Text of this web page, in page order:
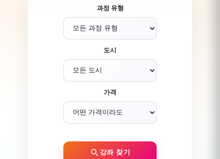
과정 유형
도시
가격
강좌 찾기